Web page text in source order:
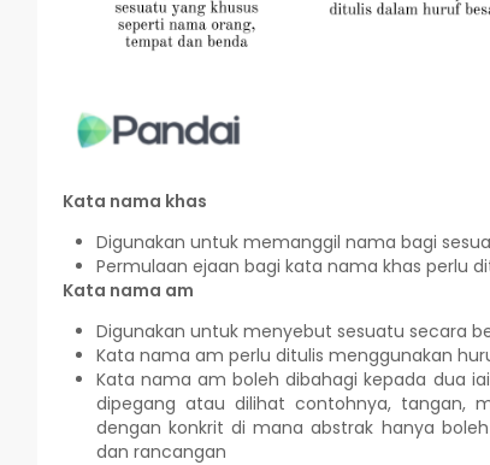
Kata nama khas
Digunakan untuk memanggil nama bagi
Permulaan ejaan bagi kata nama khas perlu
Kata nama am
Digunakan untuk menyebut sesuatu secara
Kata nama am perlu ditulis menggunakan
Kata nama am boleh dibahagi kepada dua
dipegang atau dilihat contohnya, tangan,
dengan konkrit di mana abstrak hanya
dan rancangan